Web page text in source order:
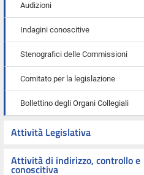
Audizioni
Indagini conoscitive
Stenografici delle Commissioni
Comitato per la legislazione
Bollettino degli Organi Collegiali
Attività Legislativa
Attività di indirizzo, controllo e
conoscitiva